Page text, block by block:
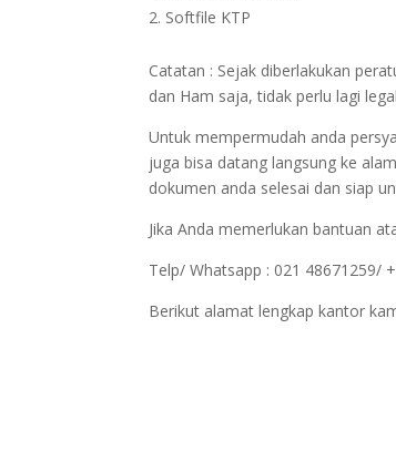
Softfile KTP
Catatan : Sejak diberlakukan
dan Ham saja, tidak perlu lagi
Untuk mempermudah anda
juga bisa datang langsung ke
dokumen anda selesai dan siap
Jika Anda memerlukan bantuan
Telp/ Whatsapp : 021 48671259/
Berikut alamat lengkap kantor